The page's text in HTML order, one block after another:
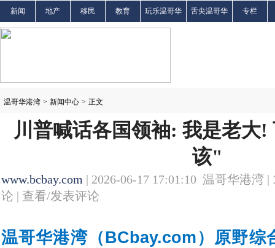
新闻 地产 移民 教育 玩乐温哥华 舌尖温哥华 专栏
温哥华港湾 > 新闻中心 > 正文
川普喊话各国领袖: 我是老大
该"
www.bcbay.com | 2026-06-17 17:01:10 温哥华港湾 |
论 | 查看/发表评论
温哥华港湾（BCbay.com）原野综